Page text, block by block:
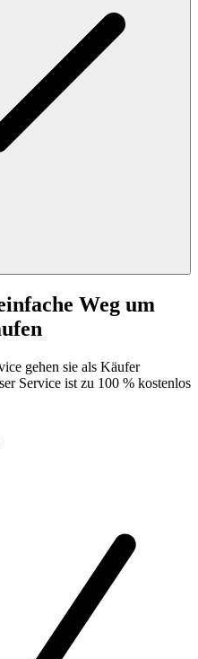
Weg um
gehen sie als Käufer
Service ist zu 100 % kostenlos